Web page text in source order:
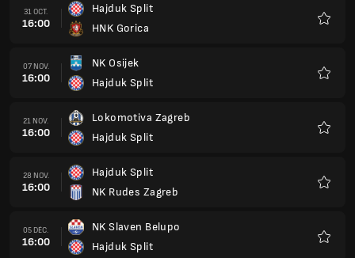
31 OCT.
16:00
Hajduk Split
HNK Gorica
07 NOV.
16:00
NK Osijek
Hajduk Split
21 NOV.
16:00
Lokomotiva Zagreb
Hajduk Split
28 NOV.
16:00
Hajduk Split
NK Rudes Zagreb
05 DÉC.
16:00
NK Slaven Belupo
Hajduk Split